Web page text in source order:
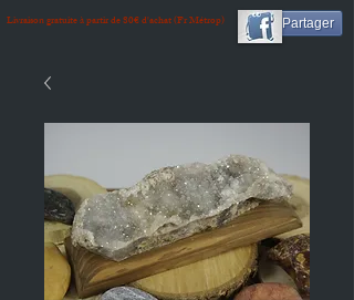
Partager
Livraison gratuite à partir de 80€ d'achat (Fr Métrop)